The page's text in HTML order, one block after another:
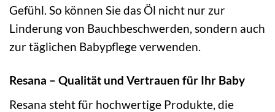
Gefühl. So können Sie das Öl nicht nur zur
Linderung von Bauchbeschwerden, sondern auch
zur täglichen Babypflege verwenden.
Resana – Qualität und Vertrauen für Ihr Baby
Resana steht für hochwertige Produkte, die